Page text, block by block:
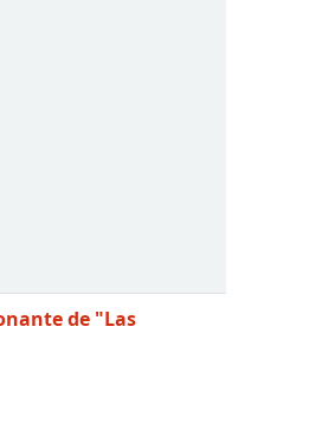
de "Las